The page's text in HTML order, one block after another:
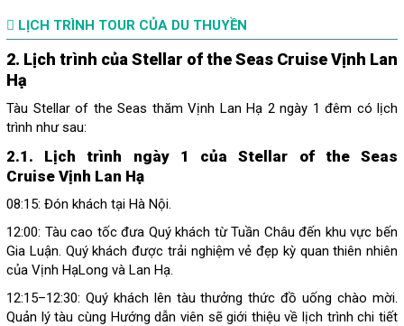
LỊCH TRÌNH TOUR CỦA DU THUYỀN
2. Lịch trình của Stellar of the Seas Cruise Vịnh Lan
Hạ
Tàu Stellar of the Seas thăm Vịnh Lan Hạ 2 ngày 1 đêm có lịch
trình như sau:
2.1. Lịch trình ngày 1 của Stellar of the Seas
Cruise Vịnh Lan Hạ
08:15: Đón khách tại Hà Nội.
12:00: Tàu cao tốc đưa Quý khách từ Tuần Châu đến khu vực bến
Gia Luận. Quý khách được trải nghiệm vẻ đẹp kỳ quan thiên nhiên
của Vịnh HạLong và Lan Hạ.
12:15–12:30: Quý khách lên tàu thưởng thức đồ uống chào mời.
Quản lý tàu cùng Hướng dẫn viên sẽ giới thiệu về lịch trình chi tiết